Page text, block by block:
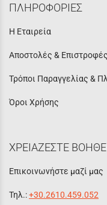
ΠΛΗΡΟΦΟΡΙΕΣ
Η Εταιρεία
Αποστολές & Επιστροφές
Τρόποι Παραγγελίας &
Όροι Χρήσης
ΧΡΕΙΑΖΕΣΤΕ
Επικοινωνήστε μαζί μας
Τηλ.:+30.2610.459.052